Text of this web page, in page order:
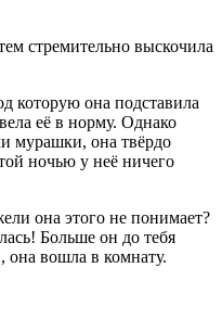
стремительно выскочила
которую она подставила
её в норму. Однако
мурашки, она твёрдо
ночью у неё ничего
она этого не понимает?
Больше он до тебя
вошла в комнату.